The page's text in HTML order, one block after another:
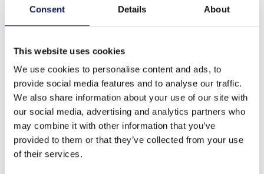
Consent Details About
This website uses cookies
We use cookies to personalise content and ads, to
provide social media features and to analyse our traffic.
We also share information about your use of our site with
our social media, advertising and analytics partners who
may combine it with other information that you’ve
provided to them or that they’ve collected from your use
of their services.
Beschrijving
Anderen kochten ook